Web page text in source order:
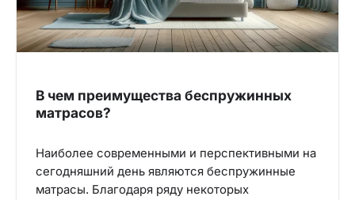
В чем преимущества беспружинных
матрасов?
Наиболее современными и перспективными на
сегодняшний день являются беспружинные
матрасы. Благодаря ряду некоторых